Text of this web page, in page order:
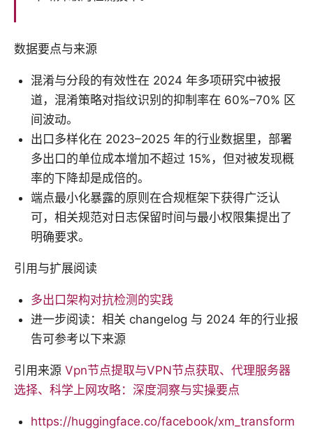
数据要点与来源
混淆与分段的有效性在 2024 年多项研究中被报
道，混淆策略对指纹识别的抑制率在 60%–70% 区
间波动。
出口多样化在 2023–2025 年的行业数据里，部署
多出口的单位成本增加不超过 15%，但对被发现概
率的下降却是成倍的。
端点最小化暴露的原则在合规框架下获得广泛认
可，相关规范对日志保留时间与最小权限集提出了
明确要求。
引用与扩展阅读
多出口架构对抗检测的实践
进一步阅读：相关 changelog 与 2024 年的行业报
告可参考以下来源
引用来源 Vpn节点提取与VPN节点获取、代理服务器
选择、科学上网攻略：深度洞察与实操要点
https://huggingface.co/facebook/xm_transform